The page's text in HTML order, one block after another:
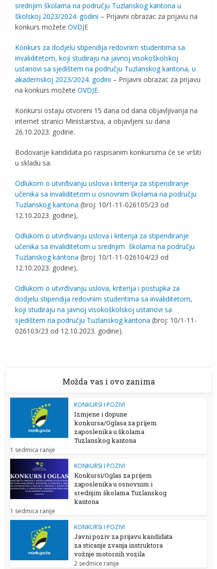
srednjim školama na području Tuzlanskog kantona u
školskoj 2023/2024. godini – Prijavni obrazac za prijavu na
konkurs možeteOVDJE
Konkurs za dodjelu stipendija redovnim studentima sa
invaliditetom, koji studiraju na javnoj visokoškolskoj
ustanovi sa sjedištem na području Tuzlanskog kantona, u
akademskoj 2023/2024. godini – Prijavni obrazac za prijavu
na konkurs možeteOVDJE
Konkursi ostaju otvoreni 15 dana od dana objavljivanja na
internet stranici Ministarstva, a objavljeni su dana
26.10.2023. godine.
Bodovanje kandidata po raspisanim konkursima će se vršiti
u skladu sa:
Odlukom o utvrđivanju uslova i kriterija za stipendiranje
učenika sa invaliditetom u osnovnim školama na području
Tuzlanskog kantona (broj: 10/1-11-026105/23 od
12.10.2023. godine),
Odlukom o utvrđivanju uslova i kriterija za stipendiranje
učenika sa invaliditetom u srednjim školama na području
Tuzlanskog kantona (broj: 10/1-11-026104/23 od
12.10.2023. godine),
Odlukom o utvrđivanju uslova, kriterija i postupka za
dodjelu stipendija redovnim studentima sa invaliditetom,
koji studiraju na javnoj visokoškolskoj ustanovi sa
sjedištem na području Tuzlanskog kantona (broj: 10/1-11-
026103/23 od 12.10.2023. godine).
Možda vas i ovo zanima
KONKURSI I POZIVI
Izmjene i dopune
konkursa/Oglasa za prijem
zaposlenika u školama
Tuzlanskog kantona
1 sedmica ranije
KONKURSI I POZIVI
Konkursi/Oglas za prijem
zaposlenika u osnovnim i
srednjim školama Tuzlanskog
kantona
1 sedmica ranije
KONKURSI I POZIVI
Javni poziv za prijavu kandidata
za sticanje zvanja instruktora
vožnje motornih vozila
2 sedmice ranije